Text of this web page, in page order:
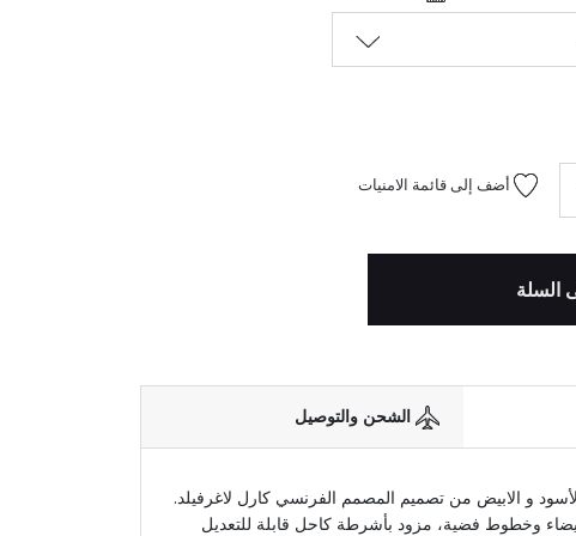
أضف إلى قائمة الامنيات
السلة
الشحن والتوصيل
و الابيض من تصميم المصمم الفرنسي كارل لاغرفيلد.
وخطوط فضية، مزود بأشرطة كاحل قابلة للتعديل